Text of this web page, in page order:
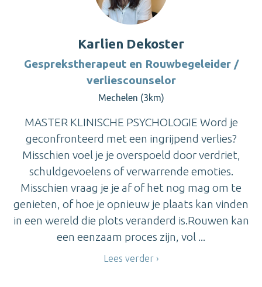
Karlien Dekoster
Gesprekstherapeut en Rouwbegeleider /
verliescounselor
Mechelen (3km)
MASTER KLINISCHE PSYCHOLOGIE Word je
geconfronteerd met een ingrijpend verlies?
Misschien voel je je overspoeld door verdriet,
schuldgevoelens of verwarrende emoties.
Misschien vraag je je af of het nog mag om te
genieten, of hoe je opnieuw je plaats kan vinden
in een wereld die plots veranderd is.Rouwen kan
een eenzaam proces zijn, vol ...
Lees verder